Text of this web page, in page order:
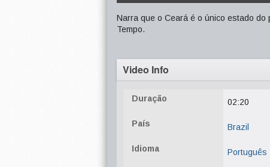
Narra que o Ceará é o único estado
Tempo.
Video Info
Duração 02:20
País Brazil
Idioma Português